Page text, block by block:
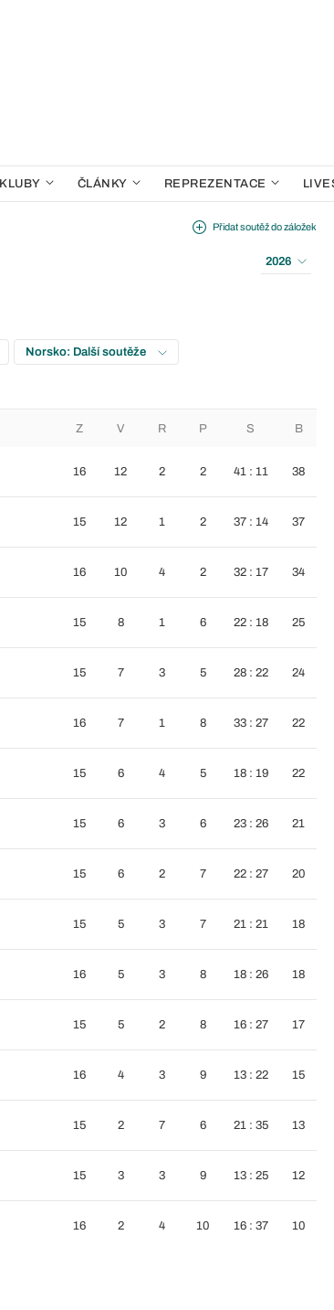
KLUBY ČLÁNKY REPREZENTACE
Přidat soutěž do záložek
2026
Norsko: Další soutěže
Z V R P S B
16 12 2 2 41 : 11 38
15 12 1 2 37 : 14 37
16 10 4 2 32 : 17 34
15 8 1 6 22 : 18 25
15 7 3 5 28 : 22 24
16 7 1 8 33 : 27 22
15 6 4 5 18 : 19 22
15 6 3 6 23 : 26 21
15 6 2 7 22 : 27 20
15 5 3 7 21 : 21 18
16 5 3 8 18 : 26 18
15 5 2 8 16 : 27 17
16 4 3 9 13 : 22 15
15 2 7 6 21 : 35 13
15 3 3 9 13 : 25 12
16 2 4 10 16 : 37 10